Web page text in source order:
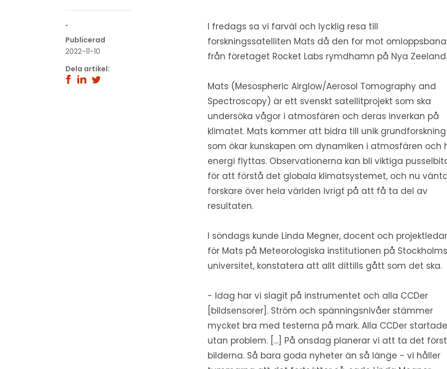
´
Publicerad
2022-11-10
Dela artikel:
I fredags sa vi farväl och lycklig resa till
forskningssatelliten Mats då den for mot omloppsbana
från företaget Rocket Labs rymdhamn på Nya Zeeland.
Mats (Mesospheric Airglow/Aerosol Tomography and
Spectroscopy) är ett svenskt satellitprojekt som ska
undersöka vågor i atmosfären och deras inverkan på
klimatet. Mats kommer att bidra till unik grundforskning
som ökar kunskapen om dynamiken i atmosfären och
energi flyttas. Observationerna kan bli viktiga
för att förstå det globala klimatsystemet, och nu
forskare över hela världen ivrigt på att få ta del av
resultaten.
I söndags kunde Linda Megner, docent och
för Mats på Meteorologiska institutionen på Stockholms
universitet, konstatera att allt dittills gått som det ska.
- Idag har vi slagit på instrumentet och alla CCDer
[bildsensorer]. Ström och spänningsnivåer stämmer
mycket bra med testerna på mark. Alla CCDer startade
utan problem. [...] På onsdag planerar vi att ta det
bilderna. Så bara goda nyheter än så länge - vi håller